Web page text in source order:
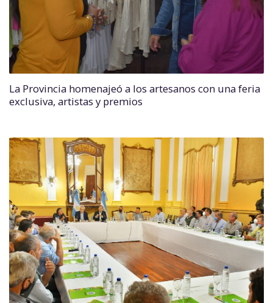
La Provincia homenajeó a los artesanos con una feria
exclusiva, artistas y premios